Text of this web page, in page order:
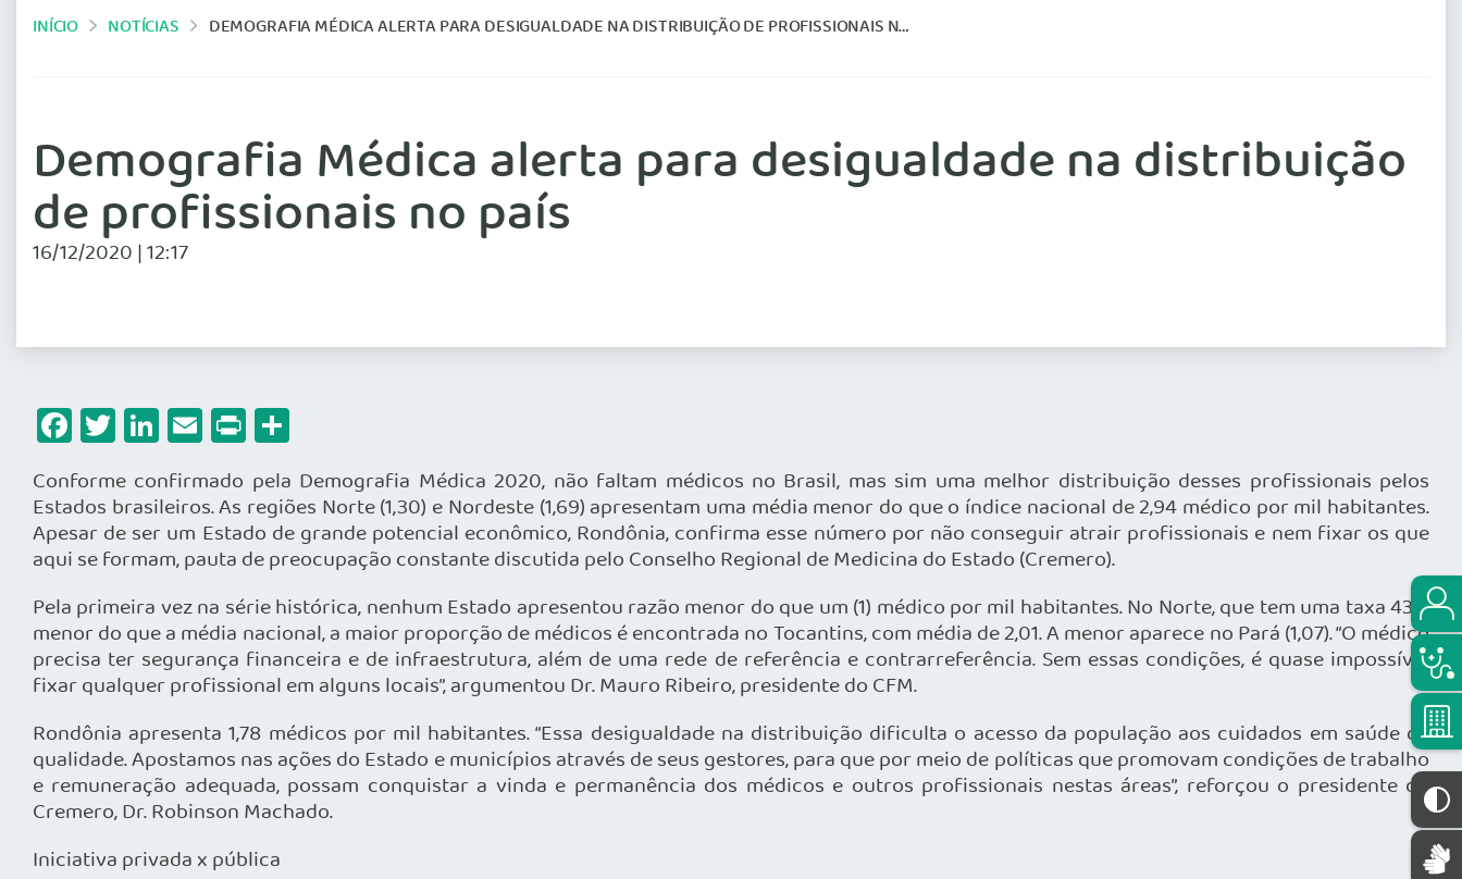
INÍCIO NOTÍCIAS DEMOGRAFIA MÉDICA ALERTA PARA DESIGUALDADE NA DISTRIBUIÇÃO DE PROFISSIONAIS NO PAÍS
Demografia Médica alerta para desigualdade na distribuição
de profissionais no país
16/12/2020 | 12:17
Facebook
Twitter
LinkedIn
Email
Print
Conforme confirmado pela Demografia Médica 2020, não faltam médicos no Brasil, mas sim uma melhor distribuição desses profissionais pelos
Estados brasileiros. As regiões Norte (1,30) e Nordeste (1,69) apresentam uma média menor do que o índice nacional de 2,94 médico por mil habitantes.
Apesar de ser um Estado de grande potencial econômico, Rondônia, confirma esse número por não conseguir atrair profissionais e nem fixar os que
aqui se formam, pauta de preocupação constante discutida pelo Conselho Regional de Medicina do Estado (Cremero).
Pela primeira vez na série histórica, nenhum Estado apresentou razão menor do que um (1) médico por mil habitantes. No Norte, que tem uma taxa 43%
menor do que a média nacional, a maior proporção de médicos é encontrada no Tocantins, com média de 2,01. A menor aparece no Pará (1,07). “O médico
precisa ter segurança financeira e de infraestrutura, além de uma rede de referência e contrarreferência. Sem essas condições, é quase impossível
fixar qualquer profissional em alguns locais”, argumentou Dr. Mauro Ribeiro, presidente do CFM.
Rondônia apresenta 1,78 médicos por mil habitantes. “Essa desigualdade na distribuição dificulta o acesso da população aos cuidados em saúde de
qualidade. Apostamos nas ações do Estado e municípios através de seus gestores, para que por meio de políticas que promovam condições de trabalho
e remuneração adequada, possam conquistar a vinda e permanência dos médicos e outros profissionais nestas áreas”, reforçou o presidente do
Cremero, Dr. Robinson Machado.
Iniciativa privada x pública